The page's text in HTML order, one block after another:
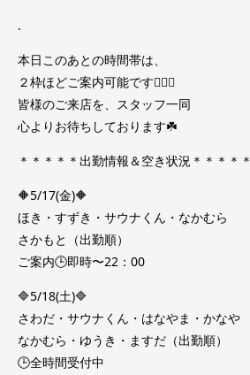
.
本日このあとの時間帯は、
２枠ほどご案内可能です🙆🏻‍♀️
皆様のご来店を、スタッフ一同
心よりお待ちしております☘️
＊＊＊＊＊出勤情報＆空き状況＊＊＊＊＊
🔶5/17(金)🔶
ほき・すずき・サウナくん・なかむら
さかもと（出勤順）
ご案内🕒即時〜22：00
🔷5/18(土)🔷
さわだ・サウナくん・はなやま・かなや
なかむら・ゆうき・ますだ（出勤順）
🕒全時間受付中